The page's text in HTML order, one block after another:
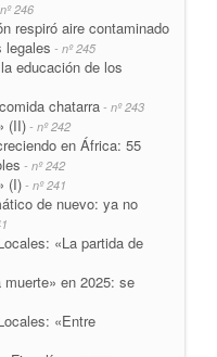
246
respiró aire contaminado
legales - nº 245
educación de los
chatarra- nº 243
(II) - nº 242
en África: 55
- nº 242
(I) - nº 241
de nuevo: ya no
«La partida de
en 2025: se
«Entre